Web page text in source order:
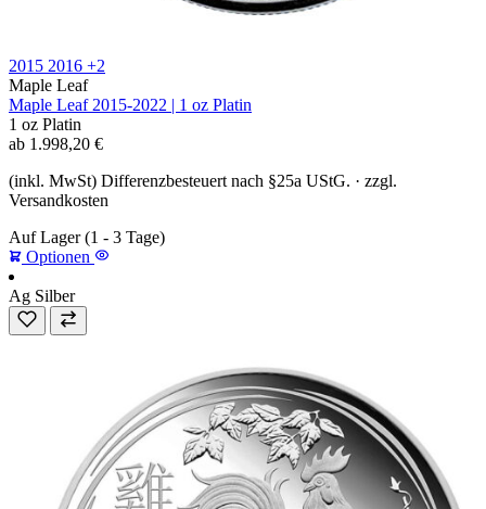
2015 2016 +2
Maple Leaf
Maple Leaf 2015-2022 | 1 oz Platin
1 oz Platin
ab 1.998,20 €
(inkl. MwSt) Differenzbesteuert nach §25a UStG. · zzgl.
Versandkosten
Auf Lager (1 - 3 Tage)
Optionen
Ag Silber